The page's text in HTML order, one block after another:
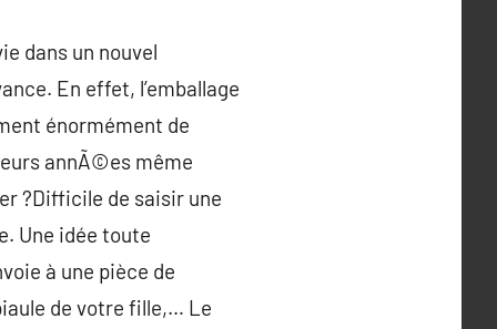
dans un nouvel
En effet, l’emballage
énormément de
annÃ©es même
?Difficile de saisir une
Une idée toute
à une pièce de
de votre fille,… Le